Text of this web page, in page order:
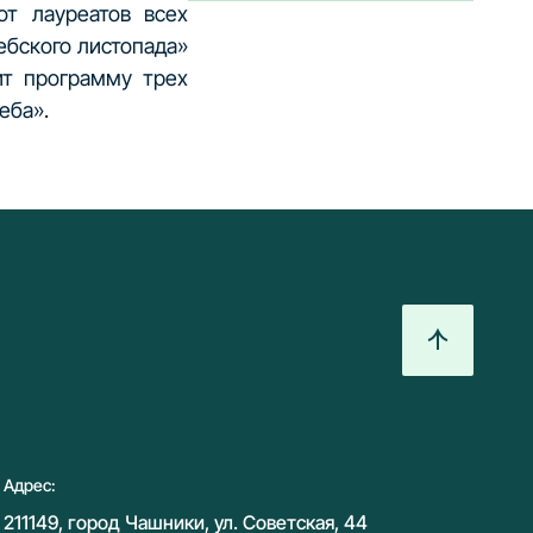
лауреатов всех
листопада»
программу трех
Адрес:
211149, город Чашники, ул. Советская, 44